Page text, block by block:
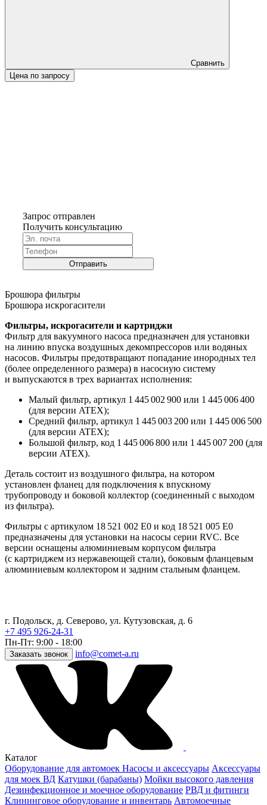
Сравнить
Цена по запросу
Запрос отправлен
Получить консультацию
Отправить
Брошюра фильтры
Брошюра искрогасители
Фильтры, искрогасители и картриджи
Фильтр для вакуумного насоса предназначен для установки
на линию впуска воздушных декомпрессоров или водяных
насосов. Фильтры предотвращают попадание инородных тел
(более определенного размера) в насосную систему
и выпускаются в трех вариантах исполнения:
Малый фильтр, артикул 1 445 002 900 или 1 445 006 400
(для версии ATEX);
Cредний фильтр, артикул 1 445 003 200 или 1 445 006 500
(для версии ATEX);
Большой фильтр, код 1 445 006 800 или 1 445 007 200 (для
версии ATEX).
Деталь состоит из воздушного фильтра, на котором
установлен фланец для подключения к впускному
трубопроводу и боковой коллектор (соединенный с выходом
из фильтра).
Фильтры с артикулом 18 521 002 E0 и код 18 521 005 E0
предназначены для установки на насосы серии RVC. Все
версии оснащены алюминиевым корпусом фильтра
(с картриджем из нержавеющей стали), боковым фланцевым
алюминиевым коллектором и задним стальным фланцем.
г. Подольск, д. Северово, ул. Кутузовская, д. 6
+7 495 926-24-31
Пн-Пт: 9:00 - 18:00
Заказать звонок info@comet-a.ru
Каталог
Оборудование для автомоек Насосы и аксессуары Аксессуары
для моек ВД Катушки (барабаны) Мойки высокого давления
Дезинфекционное и моечное оборудование РВД и фитинги
Клининговое оборудование и инвентарь Автомоечные